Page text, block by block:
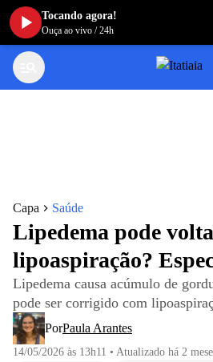
Capa Saúde
Lipedema pode
lipoaspiração?
Lipedema causa acúmulo de
pode ser corrigido com
PorPaula Arantes
14/05/2026 às 13h11 • Atualizado há 2
Tocando agora!
Ouça ao vivo /24h